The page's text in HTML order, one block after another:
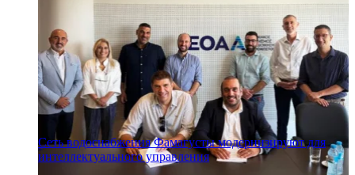
Сеть водоснабжения Фамагусты модернизируют для
интеллектуального управления